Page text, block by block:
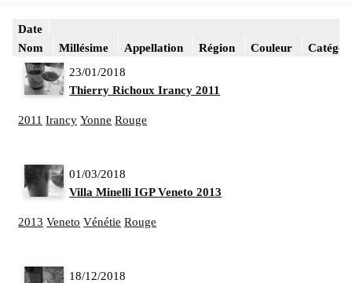
Date
Nom
Millésime Appellation Région Couleur
23/01/2018
Thierry Richoux Irancy 2011
2011 Irancy Yonne Rouge
01/03/2018
Villa Minelli IGP Veneto 2013
2013 Veneto Vénétie Rouge
18/12/2018